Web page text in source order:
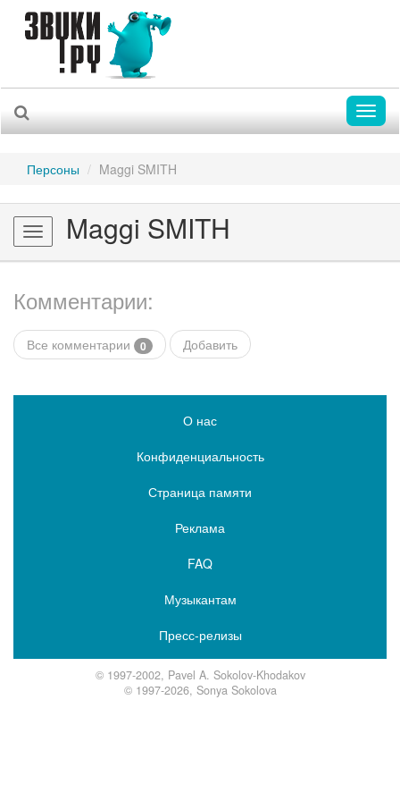
Персоны Maggi SMITH
Toggle
navigation
Maggi SMITH
Комментарии:
Все комментарии 0 Добавить
О нас
Конфиденциальность
Страница памяти
Реклама
FAQ
Музыкантам
Пресс-релизы
© 1997-2002, Pavel A. Sokolov-Khodakov
© 1997-2026, Sonya Sokolova